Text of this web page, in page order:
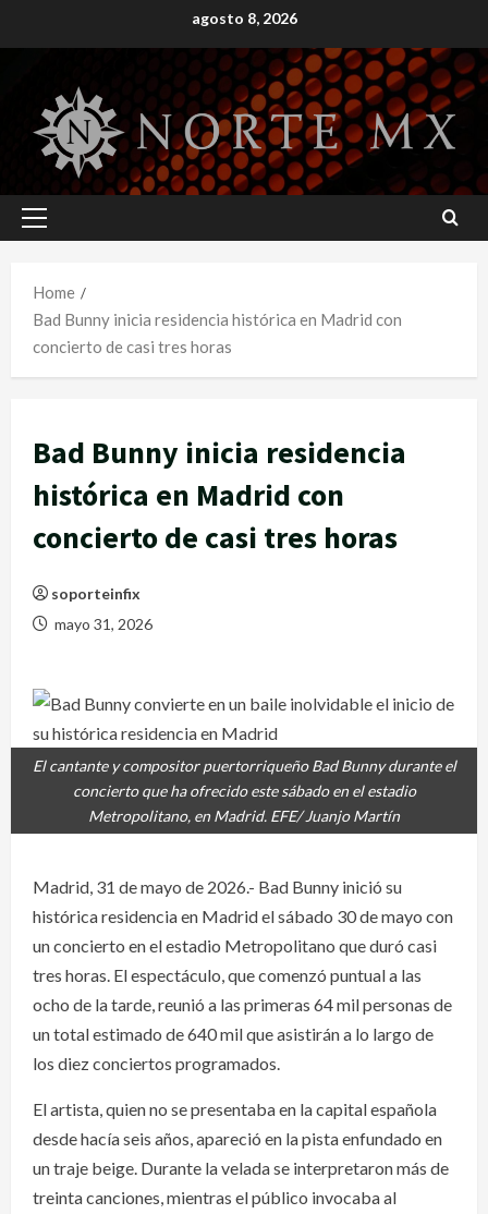
to
agosto 8, 2026
Primary
Home
Bad Bunny inicia residencia histórica en Madrid con
concierto de casi tres horas
Bad Bunny inicia residencia
histórica en Madrid con
concierto de casi tres horas
soporteinfix
mayo 31, 2026
El cantante y compositor puertorriqueño Bad Bunny durante el
concierto que ha ofrecido este sábado en el estadio
Metropolitano, en Madrid. EFE/ Juanjo Martín
Madrid, 31 de mayo de 2026.- Bad Bunny inició su
histórica residencia en Madrid el sábado 30 de mayo con
un concierto en el estadio Metropolitano que duró casi
tres horas. El espectáculo, que comenzó puntual a las
ocho de la tarde, reunió a las primeras 64 mil personas de
un total estimado de 640 mil que asistirán a lo largo de
los diez conciertos programados.
El artista, quien no se presentaba en la capital española
desde hacía seis años, apareció en la pista enfundado en
un traje beige. Durante la velada se interpretaron más de
treinta canciones, mientras el público invocaba al